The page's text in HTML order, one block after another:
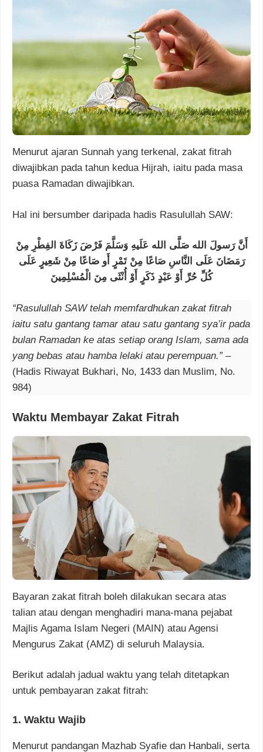
Menurut ajaran Sunnah yang terkenal, zakat fitrah
diwajibkan pada tahun kedua Hijrah, iaitu pada masa
puasa Ramadan diwajibkan.
Hal ini bersumber daripada hadis Rasulullah SAW:
أَنَّ رَسولَ الله صَلَّى الله عَلَيهِ وَسَلَّمَ فَرْضَ زَكَاةَ الفِطْرِ مِنْ
رَمَضَانَ عَلَى النَّاسِ صَاعًا مِنْ تَمْرٍ أَو صَاعًا مِنْ شَعِيرٍ عَلَى
كُلِّ حُرِّ أَوْ عَبْدٍ ذَكَرٍ أَوْ أُنْثَى مِنَ الْمُسْلِمِينَ
“Rasulullah SAW telah memfardhukan zakat fitrah
iaitu satu gantang tamar atau satu gantang sya’ir pada
bulan Ramadan ke atas setiap orang Islam, sama ada
yang bebas atau hamba lelaki atau perempuan.”–
(Hadis Riwayat Bukhari, No, 1433 dan Muslim, No.
984)
Waktu Membayar Zakat Fitrah
Bayaran zakat fitrah boleh dilakukan secara atas
talian atau dengan menghadiri mana-mana pejabat
Majlis Agama Islam Negeri (MAIN) atau Agensi
Mengurus Zakat (AMZ) di seluruh Malaysia.
Berikut adalah jadual waktu yang telah ditetapkan
untuk pembayaran zakat fitrah:
1. Waktu Wajib
Menurut pandangan Mazhab Syafie dan Hanbali, serta